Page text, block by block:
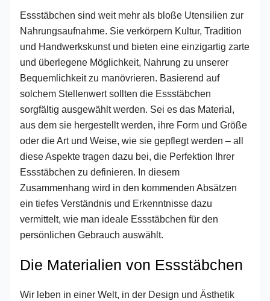
Essstäbchen sind weit mehr als bloße Utensilien zur
Nahrungsaufnahme. Sie verkörpern Kultur, Tradition
und Handwerkskunst und bieten eine einzigartig zarte
und überlegene Möglichkeit, Nahrung zu unserer
Bequemlichkeit zu manövrieren. Basierend auf
solchem Stellenwert sollten die Essstäbchen
sorgfältig ausgewählt werden. Sei es das Material,
aus dem sie hergestellt werden, ihre Form und Größe
oder die Art und Weise, wie sie gepflegt werden – all
diese Aspekte tragen dazu bei, die Perfektion Ihrer
Essstäbchen zu definieren. In diesem
Zusammenhang wird in den kommenden Absätzen
ein tiefes Verständnis und Erkenntnisse dazu
vermittelt, wie man ideale Essstäbchen für den
persönlichen Gebrauch auswählt.
Die Materialien von Essstäbchen
Wir leben in einer Welt, in der Design und Ästhetik